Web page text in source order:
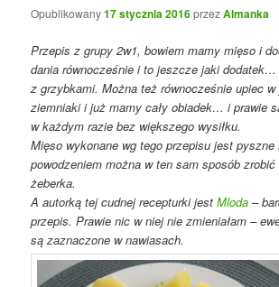
Opublikowany17 stycznia 2016przezAlmanka
Przepis z grupy 2w1, bowiem mamy mięso i
dania równocześnie i to jeszcze jaki
z grzybkami. Można też równocześnie upiec w
ziemniaki i już mamy cały obiadek… i prawie
w każdym razie bez większego wysiłku.
Mięso wykonane wg tego przepisu jest
powodzeniem można w ten sam sposób
żeberka.
A autorką tej cudnej recepturki jestMloda–
przepis. Prawie nic w niej nie zmieniałam –
są zaznaczone w nawiasach.